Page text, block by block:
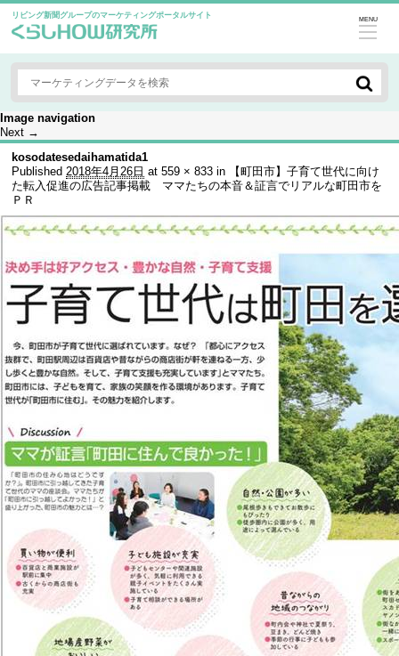
リビング新聞グループのマーケティングポータルサイト MENU
Image navigation
Next →
kosodatesedaihamatida1
Published2018年4月26日 at559 × 833 in
【町田市】子育て世代に向け
た転入促進の広告記事掲載 ママたちの本音＆証言でリアルな町田市を
ＰＲ